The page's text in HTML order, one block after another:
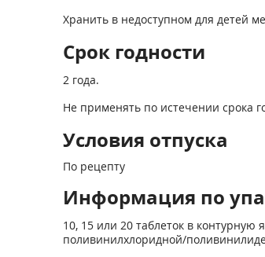
Хранить в недоступном для детей
Срок годности
2 года.
Не применять по истечении срока
Условия отпуска
По рецепту
Информация по
10, 15 или 20 таблеток в
поливинилхлоридной/